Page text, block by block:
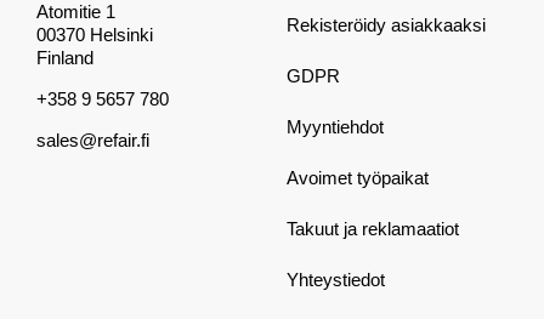
Atomitie 1
00370 Helsinki
Finland
+358 9 5657 780
sales@refair.fi
Rekisteröidy asiakkaaksi
GDPR
Myyntiehdot
Avoimet työpaikat
Takuut ja reklamaatiot
Yhteystiedot